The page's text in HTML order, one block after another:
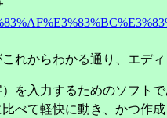
れからわかる通り、エデ
を入力するためのソフト
べて軽快に動き、かつ作成